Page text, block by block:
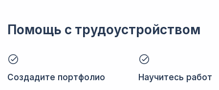
Помощь с трудоустройством
Создадите портфолио Научитесь